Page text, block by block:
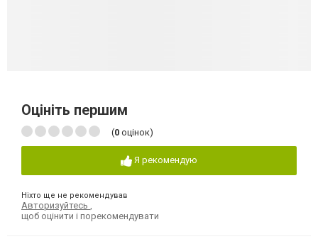
Оцініть першим
(0 оцінок)
Я рекомендую
Ніхто ще не рекомендував
Авторизуйтесь
щоб оцінити і порекомендувати